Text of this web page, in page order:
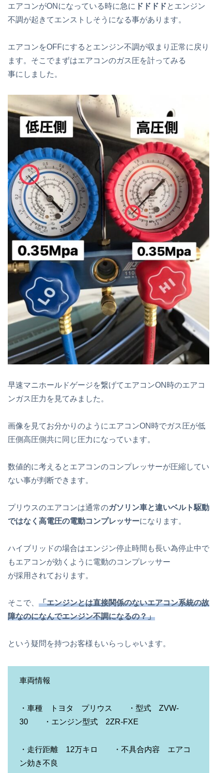
エアコンがONになっている時に急に ドドドドとエンジン
不調が起きてエンストしそうになる事があります。
エアコンをOFFにするとエンジン不調が収まり正常に戻り
ます。そこでまずはエアコンのガス圧を計ってみる
事にしました。
早速マニホールドゲージを繋げてエアコンON時のエアコ
ンガス圧力を見てみました。
画像を見てお分かりのようにエアコンON時でガス圧が低
圧側高圧側共に同じ圧力になっています。
数値的に考えるとエアコンのコンプレッサーが圧縮してい
ない事が判断できます。
プリウスのエアコンは通常のガソリン車と違いベルト駆動
ではなく高電圧の電動コンプレッサーになります。
ハイブリッドの場合はエンジン停止時間も長い為停止中で
もエアコンが効くように電動のコンプレッサー
が採用されております。
そこで、 「エンジンとは直接関係のないエアコン系統の故
障なのになんでエンジン不調になるの？」
という疑問を持つお客様もいらっしゃいます。
車両情報
・車種 トヨタ プリウス ・型式 ZVW-
30 ・エンジン型式 2ZR-FXE
・走行距離 12万キロ ・不具合内容 エアコ
ン効き不良